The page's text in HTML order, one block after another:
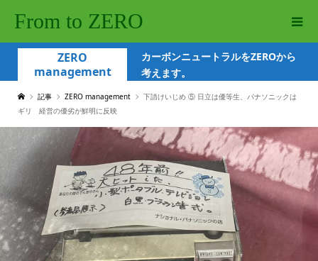
From to ZERO
ZERO
management
カーボンニュートラルをZEROから
考えます。
記事 ZERO management
下請けいじめ ⑤ 日立は優等生、パナソニックは
ギリ 経営の優劣が鮮明に反映